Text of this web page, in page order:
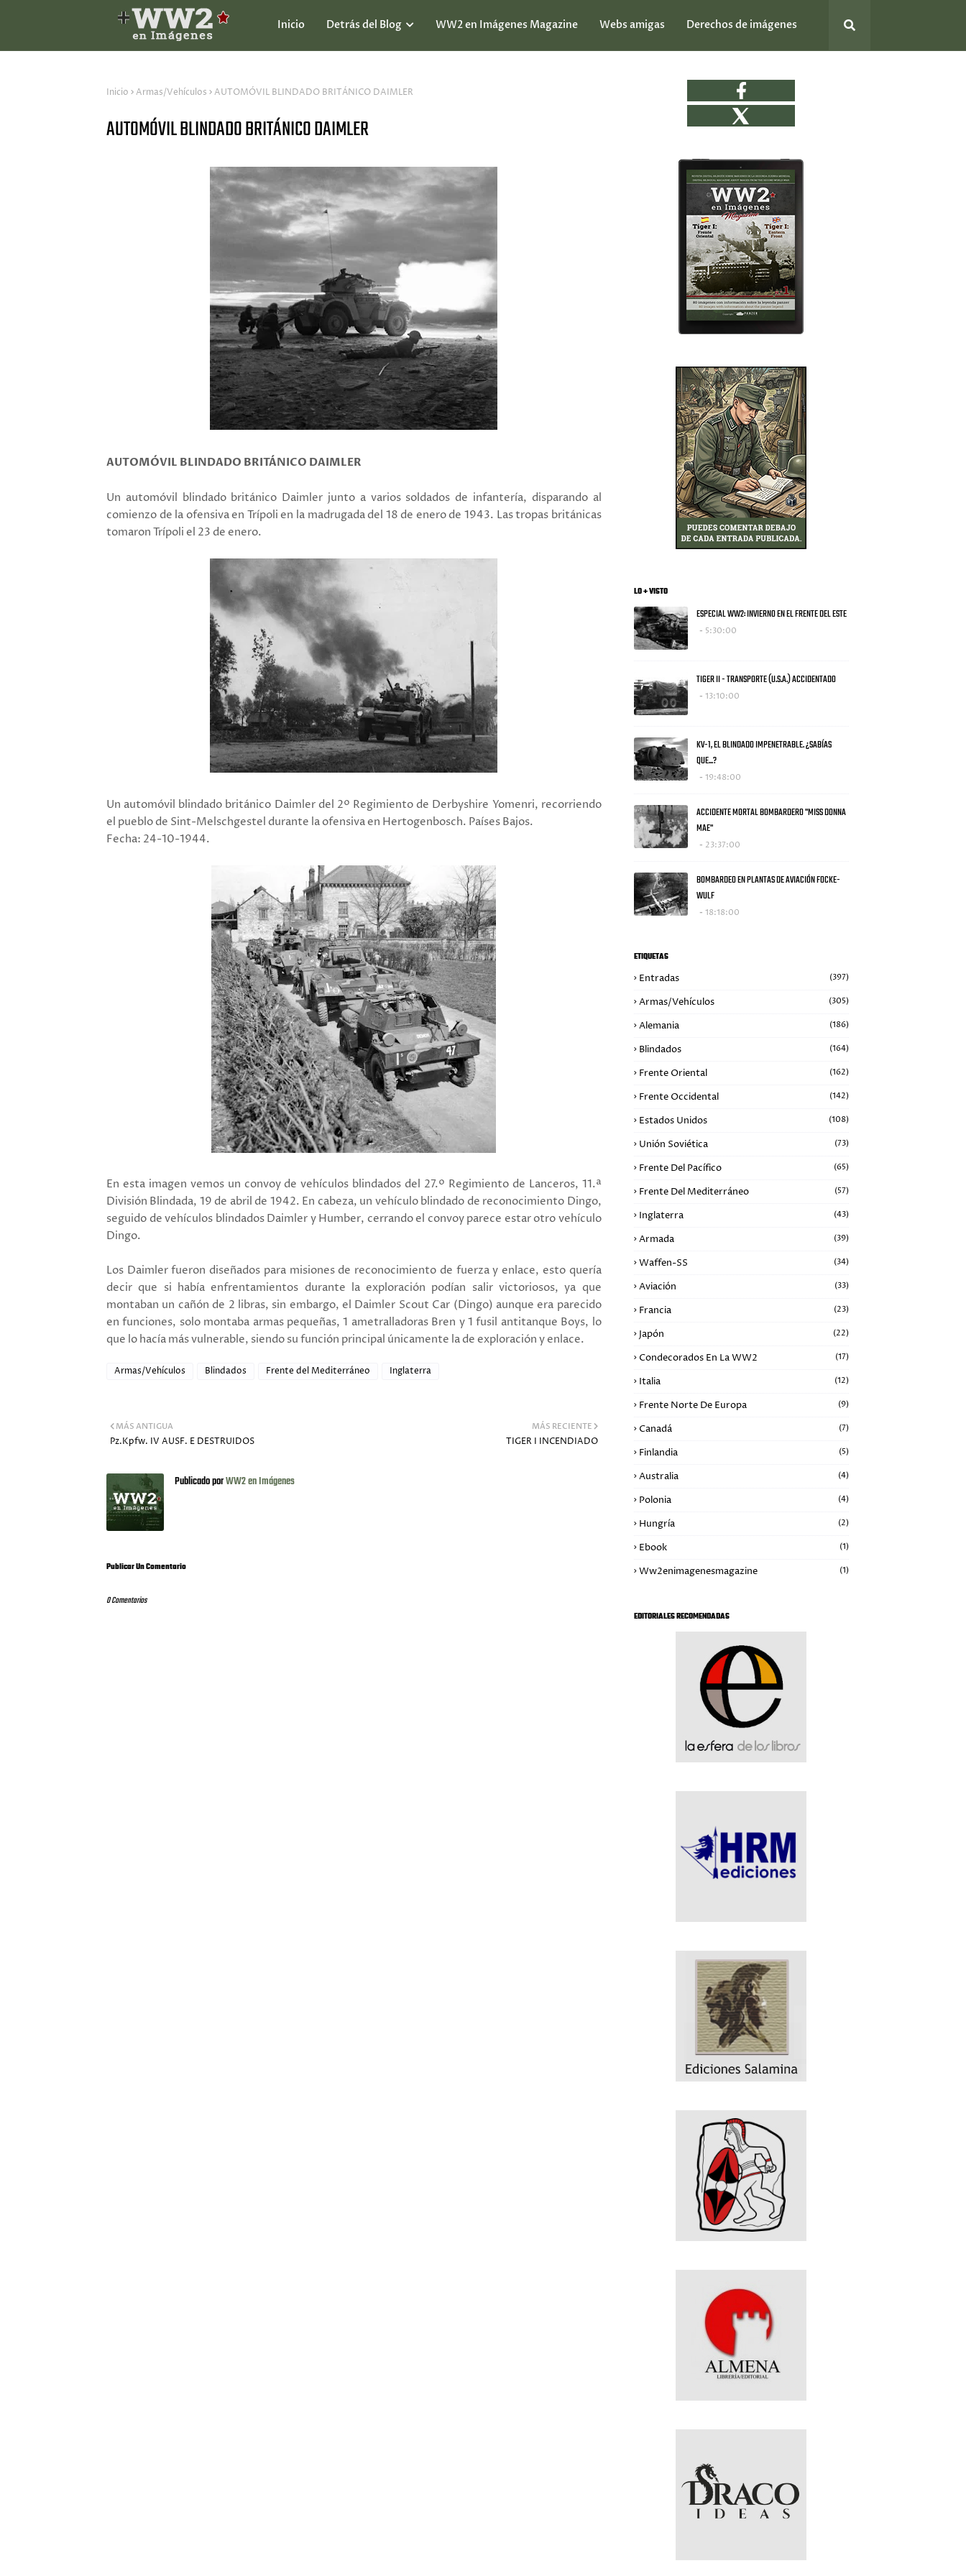
Inicio Detrás del Blog WW2 en Imágenes Magazine Webs amigas Derechos de imágenes
Inicio Armas/Vehículos AUTOMÓVIL BLINDADO BRITÁNICO DAIMLER
AUTOMÓVIL BLINDADO BRITÁNICO DAIMLER
AUTOMÓVIL BLINDADO BRITÁNICO DAIMLER
Un automóvil blindado británico Daimler junto a varios soldados de infantería, disparando al
comienzo de la ofensiva en Trípoli en la madrugada del 18 de enero de 1943. Las tropas británicas
tomaron Trípoli el 23 de enero.
Un automóvil blindado británico Daimler del 2º Regimiento de Derbyshire Yomenri, recorriendo
el pueblo de Sint-Melschgestel durante la ofensiva en Hertogenbosch. Países Bajos.
Fecha: 24-10-1944.
En esta imagen vemos un convoy devehículos blindados del 27.º Regimiento de Lanceros, 11.ª
División Blindada, 19 de abril de 1942. En cabeza, un vehículo blindado de reconocimiento Dingo,
seguido de vehículos blindados Daimler y Humber, cerrando el convoy parece estar otro vehículo
Dingo.
Los Daimler fueron diseñados para misiones de reconocimiento de fuerza y enlace, esto quería
decir que si había enfrentamientos durante la exploración podían salir victoriosos, ya que
montaban un cañón de 2 libras, sin embargo, el Daimler Scout Car (Dingo) aunque era parecido
en funciones, solo montaba armas pequeñas, 1 ametralladoras Bren y 1fusil antitanque Boys, lo
que lo hacía más vulnerable, siendo su función principal únicamente la de exploración y enlace.
Armas/Vehículos Blindados Frente del Mediterráneo Inglaterra
MÁS RECIENTE
TIGER I INCENDIADO
MÁS ANTIGUA
Pz.Kpfw. IV AUSF. E DESTRUIDOS
Publicado porWW2 en Imágenes
Publicar Un Comentario
0 Comentarios
LO + VISTO
ESPECIAL WW2: INVIERNO EN EL FRENTE DEL ESTE
5:30:00
TIGER II - TRANSPORTE (U.S.A.) ACCIDENTADO
13:10:00
KV-1, EL BLINDADO IMPENETRABLE. ¿SABÍAS
QUE...?
19:48:00
ACCIDENTE MORTAL BOMBARDERO "MISS DONNA
MAE"
23:37:00
BOMBARDEO EN PLANTAS DE AVIACIÓN FOCKE-
WULF
18:18:00
ETIQUETAS
Entradas (397)
Armas/Vehículos (305)
Alemania (186)
Blindados (164)
Frente Oriental (162)
Frente Occidental (142)
Estados Unidos (108)
Unión Soviética (73)
Frente Del Pacífico (65)
Frente Del Mediterráneo (57)
Inglaterra (43)
Armada (39)
Waffen-SS (34)
Aviación (33)
Francia (23)
Japón (22)
Condecorados En La WW2 (17)
Italia (12)
Frente Norte De Europa (9)
Canadá (7)
Finlandia (5)
Australia (4)
Polonia (4)
Hungría (2)
Ebook (1)
Ww2enimagenesmagazine (1)
EDITORIALES RECOMENDADAS